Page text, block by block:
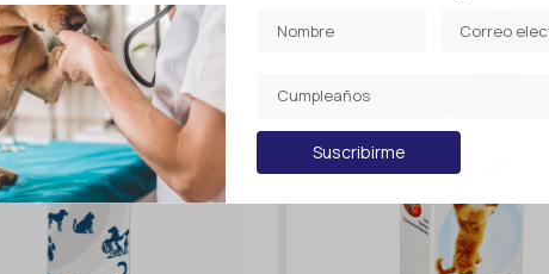
Suscribirme